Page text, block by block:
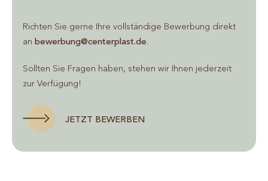
Richten Sie gerne Ihre vollständige Bewerbung direkt
an bewerbung@centerplast.de.
Sollten Sie Fragen haben, stehen wir Ihnen jederzeit
zur Verfügung!
JETZT BEWERBEN